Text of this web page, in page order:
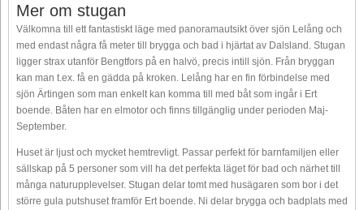
Mer om stugan
Välkomna till ett fantastiskt läge med panoramautsikt över sjön Lelång och
med endast några få meter till brygga och bad i hjärtat av Dalsland. Stugan
ligger strax utanför Bengtfors på en halvö, precis intill sjön. Från bryggan
kan man t.ex. få en gädda på kroken. Lelång har en fin förbindelse med
sjön Ärtingen som man enkelt kan komma till med båt som ingår i Ert
boende. Båten har en elmotor och finns tillgänglig under perioden Maj-
September.
Huset är ljust och mycket hemtrevligt. Passar perfekt för barnfamiljen eller
sällskap på 5 personer som vill ha det perfekta läget för bad och närhet till
många naturupplevelser. Stugan delar tomt med husägaren som bor i det
större gula putshuset framför Ert boende. Ni delar brygga och badplats med